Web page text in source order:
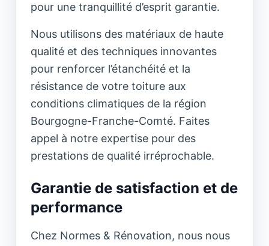
pour une tranquillité d’esprit garantie.
Nous utilisons des matériaux de haute
qualité et des techniques innovantes
pour renforcer l’étanchéité et la
résistance de votre toiture aux
conditions climatiques de la région
Bourgogne-Franche-Comté. Faites
appel à notre expertise pour des
prestations de qualité irréprochable.
Garantie de satisfaction et de
performance
Chez Normes & Rénovation, nous nous